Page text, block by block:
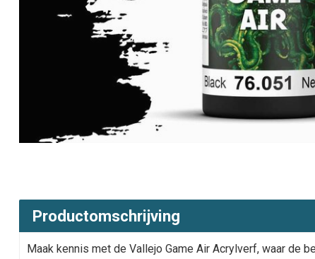
Productomschrijving
Maak kennis met de Vallejo Game Air Acrylverf, waar de